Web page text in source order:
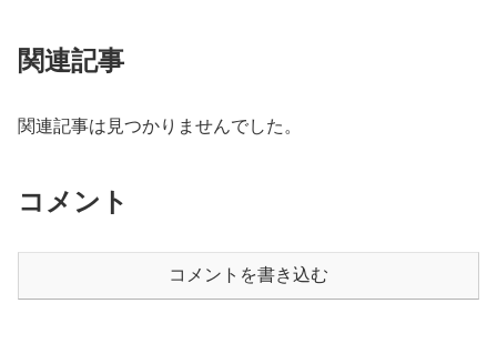
関連記事
関連記事は見つかりませんでした。
コメント
コメントを書き込む